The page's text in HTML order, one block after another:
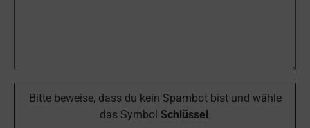
Bitte beweise, dass du kein Spambot bist und wähle
das Symbol Schlüssel.